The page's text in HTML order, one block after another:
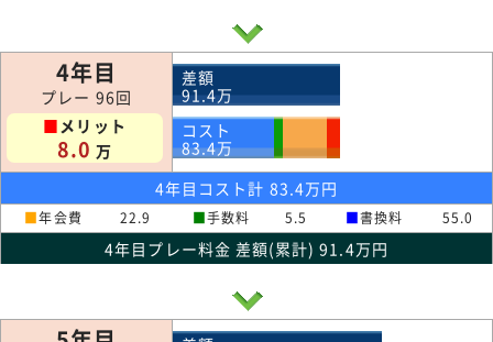
4年目
プレー 96回
■メリット
8.0 万
差額
91.4万
コスト
83.4万
4年目コスト計 83.4万円
■年会費 22.9 ■手数料 5.5 ■書換料 55.0
4年目プレー料金 差額(累計) 91.4万円